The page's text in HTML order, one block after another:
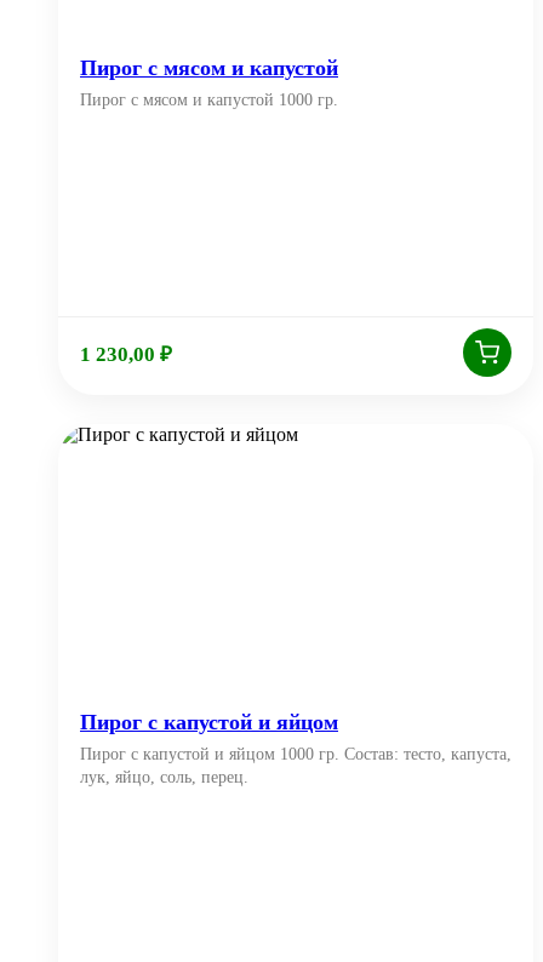
Пирог с мясом и капустой
Пирог с мясом и капустой 1000 гр.
1 230,00 ₽
Пирог с капустой и яйцом
Пирог с капустой и яйцом 1000 гр. Состав: тесто, капуста,
лук, яйцо, соль, перец.